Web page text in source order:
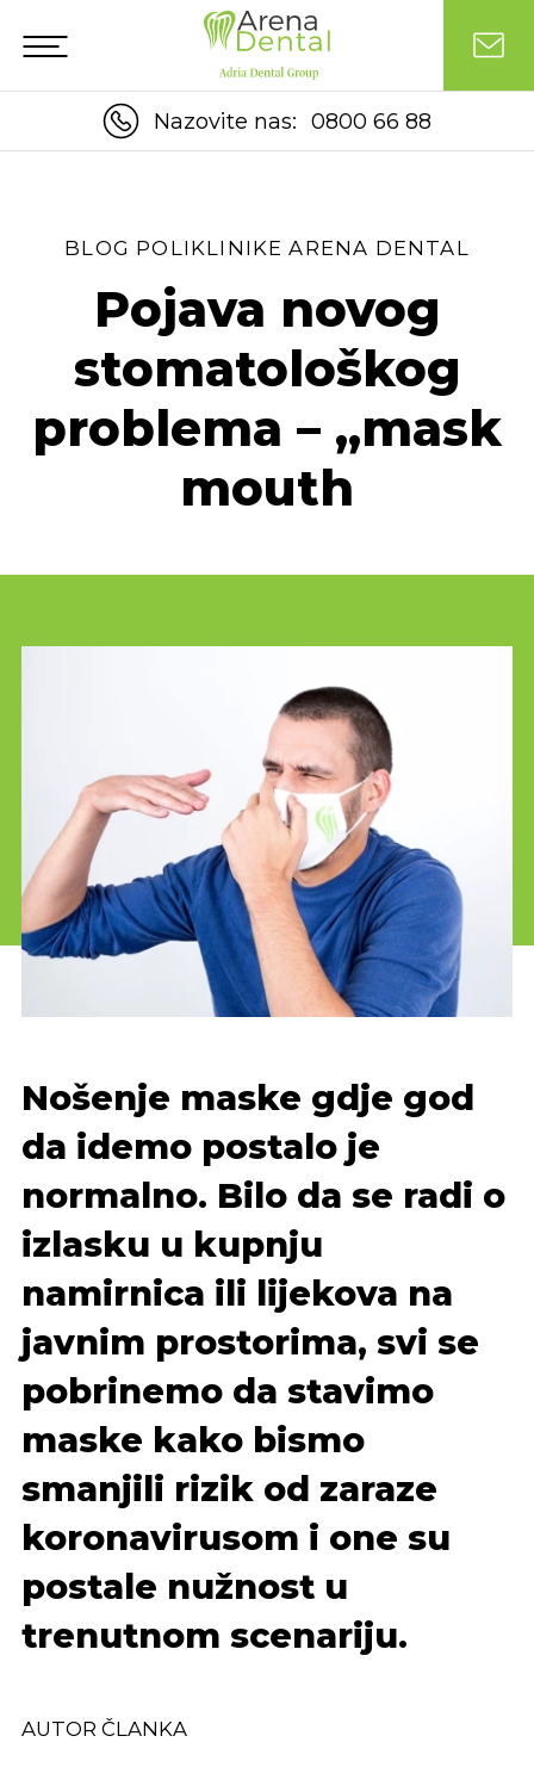
Nazovite nas: 0800 66 88
BLOG POLIKLINIKE ARENA DENTAL
Pojava novog
stomatološkog
problema – „mask
mouth
Nošenje maske gdje god
da idemo postalo je
normalno. Bilo da se radi o
izlasku u kupnju
namirnica ili lijekova na
javnim prostorima, svi se
pobrinemo da stavimo
maske kako bismo
smanjili rizik od zaraze
koronavirusom i one su
postale nužnost u
trenutnom scenariju.
AUTOR ČLANKA